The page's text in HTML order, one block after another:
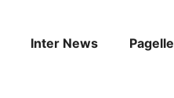
Inter News Pagelle